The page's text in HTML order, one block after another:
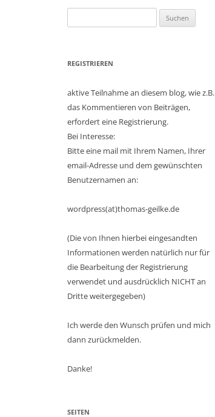
nach:
REGISTRIEREN
aktive Teilnahme an diesem blog, wie z.B.
das Kommentieren von Beiträgen,
erfordert eine Registrierung.
Bei Interesse:
Bitte eine mail mit Ihrem Namen, Ihrer
email-Adresse und dem gewünschten
Benutzernamen an:
wordpress(at)thomas-geilke.de
(Die von Ihnen hierbei eingesandten
Informationen werden natürlich nur für
die Bearbeitung der Registrierung
verwendet und ausdrücklich NICHT an
Dritte weitergegeben)
Ich werde den Wunsch prüfen und mich
dann zurückmelden.
Danke!
SEITEN